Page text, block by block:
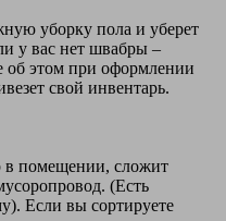
уборку пола и уберет
у вас нет швабры –
об этом при оформлении
свой инвентарь.
в помещении, сложит
(Есть
Если вы сортируете